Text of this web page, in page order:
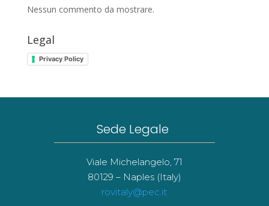
Nessun commento da mostrare.
Legal
Privacy Policy
Sede Legale
Viale Michelangelo, 71
80129 – Naples (Italy)
rovitaly@pec.it